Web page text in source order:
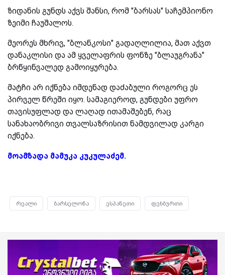
ზიდანის გუნდს აქვს შანსი, რომ "ბარსას" საჩემპიონო
ზეიმი ჩაუშალოს.
მეორეს მხრივ, "ბლანკოსი" გადაღლილია, მათ აქვთ
დანაკლისი და ამ ყველაფრის ფონზე "ბლაუგრანა"
ბრწყინვალედ გამოიყურება.
მატჩი არ იქნება იმდენად დაძაბული როგორც ეს
პირველ წრეში იყო. სამაგიეროდ, გუნდები უფრო
თავისუფლად და ლაღად ითამაშებენ, რაც
სანახაობრივი თვალსაზრისით ნამდვილად კარგი
იქნება.
მოამზადა მამუკა კუკულაძემ.
რეალი ბარსელონა ესპანეთი ფეხბურთი